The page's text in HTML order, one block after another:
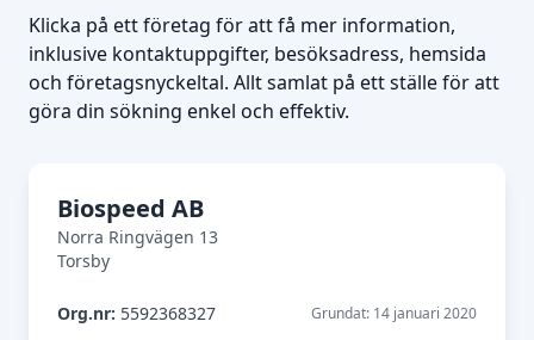
Klicka på ett företag för att få mer information,
inklusive kontaktuppgifter, besöksadress, hemsida
och företagsnyckeltal. Allt samlat på ett ställe för att
göra din sökning enkel och effektiv.
Biospeed AB
Norra Ringvägen 13
Torsby
Org.nr: 5592368327 Grundat: 14 januari 2020